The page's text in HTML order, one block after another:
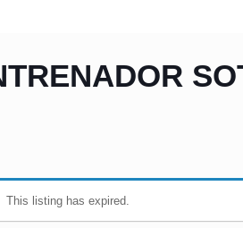
This listing has expired.